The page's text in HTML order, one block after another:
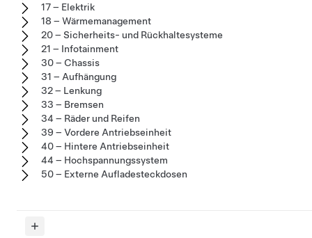
17 – Elektrik
18 – Wärmemanagement
20 – Sicherheits- und Rückhaltesysteme
21 – Infotainment
30 – Chassis
31 – Aufhängung
32 – Lenkung
33 – Bremsen
34 – Räder und Reifen
39 – Vordere Antriebseinheit
40 – Hintere Antriebseinheit
44 – Hochspannungssystem
50 – Externe Aufladesteckdosen